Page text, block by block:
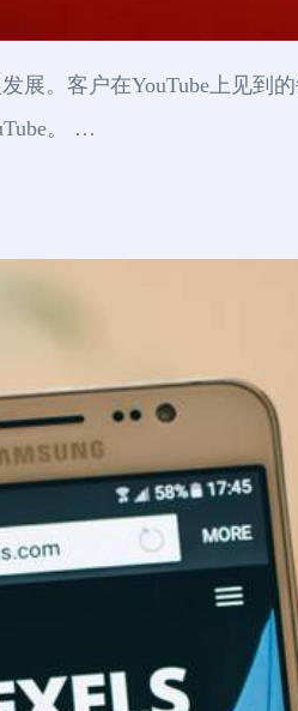
展。客户在YouTube上见
。 …